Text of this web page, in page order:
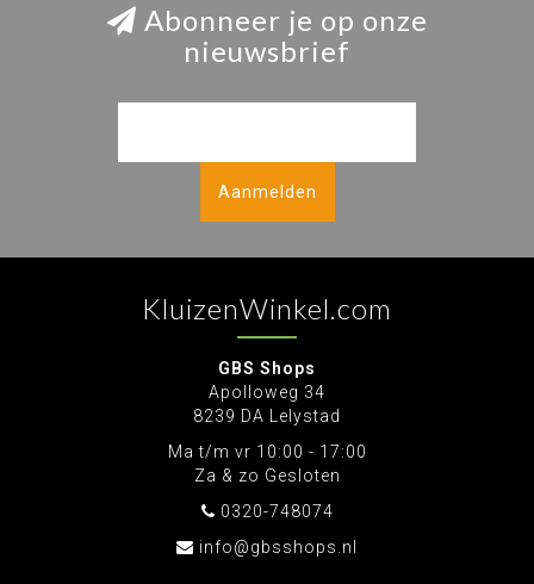
Abonneer je op onze
nieuwsbrief
Aanmelden
KluizenWinkel.com
GBS Shops
Apolloweg 34
8239 DA Lelystad
Ma t/m vr 10:00 - 17:00
Za & zo Gesloten
0320-748074
info@gbsshops.nl